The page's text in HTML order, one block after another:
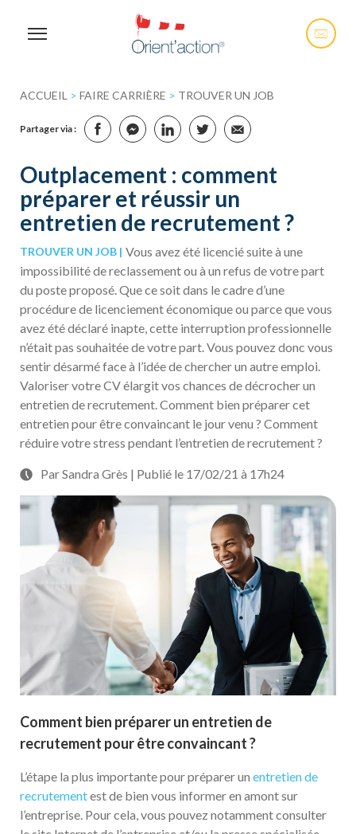
ACCUEIL > FAIRE CARRIÈRE > TROUVER UN JOB
Partager via :
Outplacement : comment
préparer et réussir un
entretien de recrutement ?
TROUVER UN JOB
Vous avez été licencié suite à une
impossibilité de reclassement ou à un refus de votre part
du poste proposé. Que ce soit dans le cadre d’une
procédure de licenciement économique ou parce que vous
avez été déclaré inapte, cette interruption professionnelle
n’était pas souhaitée de votre part. Vous pouvez donc vous
sentir désarmé face à l’idée de chercher un autre emploi.
Valoriser votre CV élargit vos chances de décrocher un
entretien de recrutement. Comment bien préparer cet
entretien pour être convaincant le jour venu ? Comment
réduire votre stress pendant l’entretien de recrutement ?
Par Sandra Grès | Publié le 17/02/21 à 17h24
Comment bien préparer un entretien de
recrutement pour être convaincant ?
L’étape la plus importante pour préparer un entretien de
recrutementest de bien vous informer en amont sur
l’entreprise. Pour cela, vous pouvez notamment consulter